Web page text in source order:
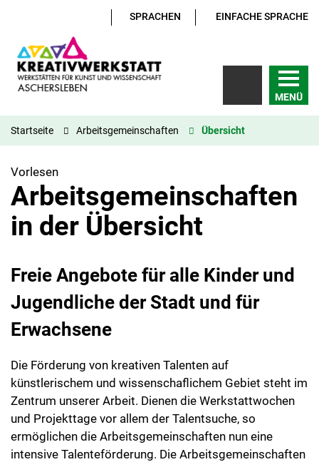
SPRACHEN EINFACHE SPRACHE
MENÜ
Startseite Arbeitsgemeinschaften Übersicht
Vorlesen
Arbeitsgemeinschaften
in der Übersicht
Freie Angebote für alle Kinder und
Jugendliche der Stadt und für
Erwachsene
Die Förderung von kreativen Talenten auf
künstlerischem und wissenschaflichem Gebiet steht im
Zentrum unserer Arbeit. Dienen die Werkstattwochen
und Projekttage vor allem der Talentsuche, so
ermöglichen die Arbeitsgemeinschaften nun eine
intensive Talenteförderung. Die Arbeitsgemeinschaften